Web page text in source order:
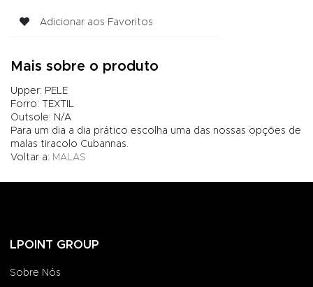
Adicionar aos Favoritos
Mais sobre o produto
Upper: PELE
Forro: TEXTIL
Outsole: N/A
Para um dia a dia prático escolha uma das nossas opções de
malas tiracolo Cubannas.
Voltar a: MALAS
LPOINT GROUP
Sobre Nós